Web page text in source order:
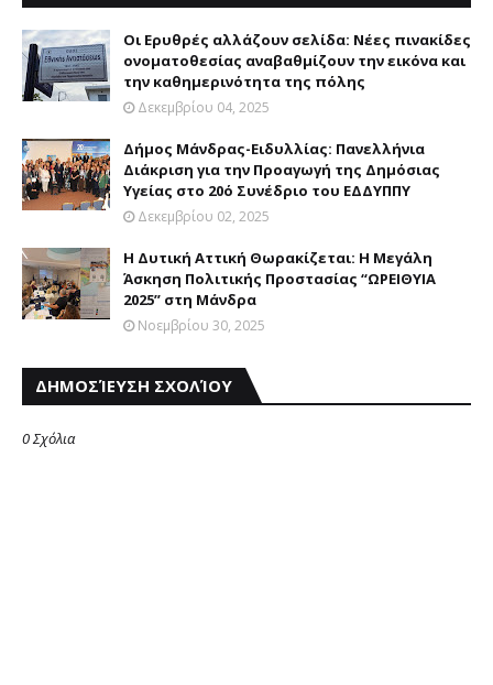
Οι Ερυθρές αλλάζουν σελίδα: Νέες πινακίδες
ονοματοθεσίας αναβαθμίζουν την εικόνα και
την καθημερινότητα της πόλης
Δεκεμβρίου 04, 2025
Δήμος Μάνδρας-Ειδυλλίας: Πανελλήνια
Διάκριση για την Προαγωγή της Δημόσιας
Υγείας στο 20ό Συνέδριο του ΕΔΔΥΠΠΥ
Δεκεμβρίου 02, 2025
Η Δυτική Αττική Θωρακίζεται: Η Μεγάλη
Άσκηση Πολιτικής Προστασίας “ΩΡΕΙΘΥΙΑ
2025” στη Μάνδρα
Νοεμβρίου 30, 2025
ΔΗΜΟΣΊΕΥΣΗ ΣΧΟΛΊΟΥ
0 Σχόλια